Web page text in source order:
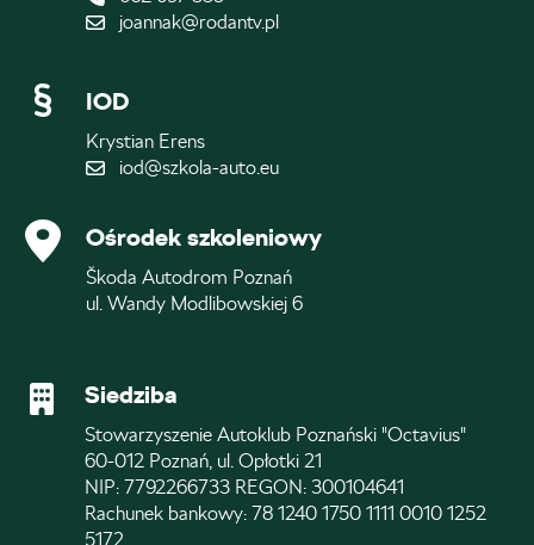
joannak@rodantv.pl
IOD
Krystian Erens
iod@szkola-auto.eu
Ośrodek szkoleniowy
Škoda Autodrom Poznań
ul. Wandy Modlibowskiej 6
Siedziba
Stowarzyszenie Autoklub Poznański "Octavius"
60-012 Poznań, ul. Opłotki 21
NIP: 7792266733 REGON: 300104641
Rachunek bankowy: 78 1240 1750 1111 0010 1252
5172